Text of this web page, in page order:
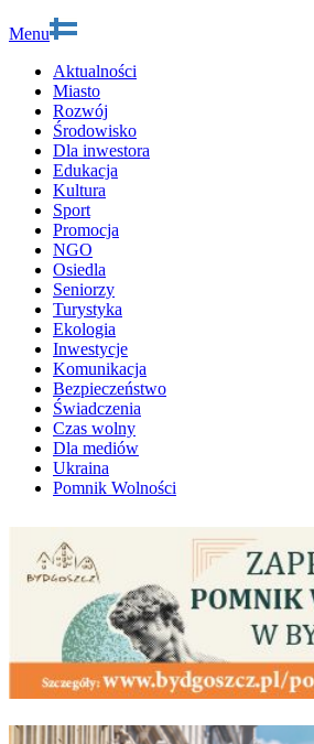
Menu
Aktualności
Miasto
Rozwój
Środowisko
Dla inwestora
Edukacja
Kultura
Sport
Promocja
NGO
Osiedla
Seniorzy
Turystyka
Ekologia
Inwestycje
Komunikacja
Bezpieczeństwo
Świadczenia
Czas wolny
Dla mediów
Ukraina
Pomnik Wolności